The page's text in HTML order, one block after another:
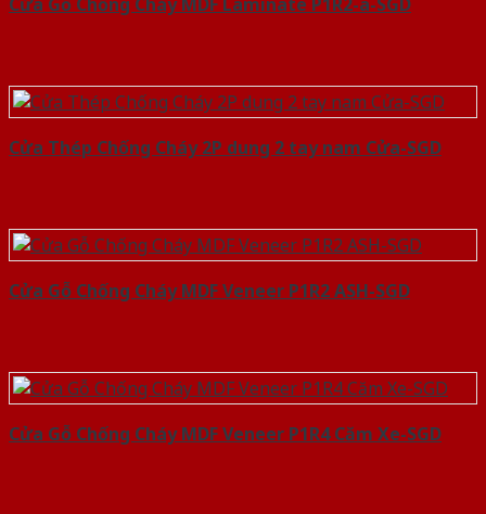
Cửa Thép Chống Cháy 2P dung 2 tay nam Cửa-SGD
Cửa Gỗ Chống Cháy MDF Veneer P1R2 ASH-SGD
Cửa Gỗ Chống Cháy MDF Veneer P1R4 Căm Xe-SGD